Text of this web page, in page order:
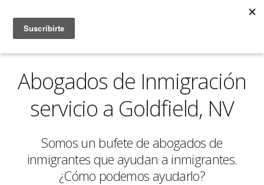
Abogados de Inmigración
servicio a Goldfield, NV
Somos un bufete de abogados de
inmigrantes que ayudan a inmigrantes.
¿Cómo podemos ayudarlo?